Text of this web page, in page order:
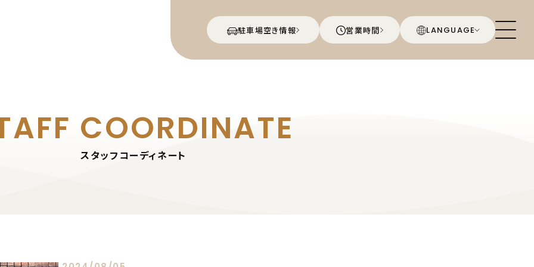
駐車場空き情報 営業時間 LANGUAGE
COORDINATE
スタッフコーディネート